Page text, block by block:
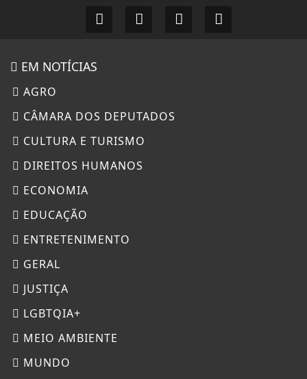
EM NOTÍCIAS
AGRO
CÂMARA DOS DEPUTADOS
CULTURA E TURISMO
DIREITOS HUMANOS
ECONOMIA
EDUCAÇÃO
ENTRETENIMENTO
GERAL
JUSTIÇA
LGBTQIA+
MEIO AMBIENTE
MUNDO